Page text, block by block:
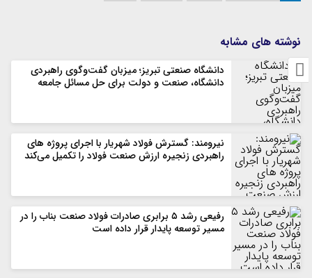
نوشته های مشابه
دانشگاه صنعتی تبریز؛ میزبان گفت‌وگوی راهبردی
دانشگاه، صنعت و دولت برای حل مسائل جامعه
نیرومند: گسترش فولاد شهریار با اجرای پروژه های
راهبردی زنجیره ارزش صنعت فولاد را تکمیل می‌کند
رفیعی رشد ۵ برابری صادرات فولاد صنعت بناب را در
مسیر توسعه پایدار قرار داده است